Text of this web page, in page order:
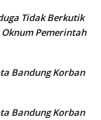
Tidak Berkutik
Pemerintah
Bandung Korban
Bandung Korban